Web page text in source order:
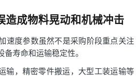
造成物料晃动和机械冲击
速度参数虽然不是采购阶段重点关注
寿命和运输稳定性。
输，精密零件搬运，大型工装运输等